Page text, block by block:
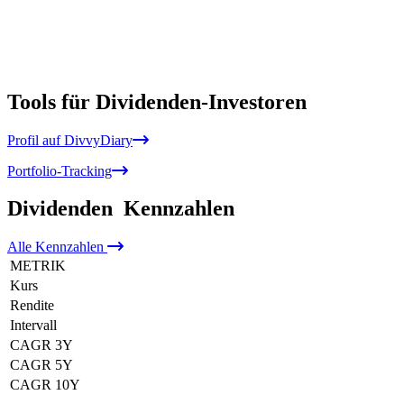
Tools für Dividenden-Investoren
Profil auf DivvyDiary
Portfolio-Tracking
Dividenden Kennzahlen
Alle Kennzahlen
METRIK
Kurs
Rendite
Intervall
CAGR 3Y
CAGR 5Y
CAGR 10Y